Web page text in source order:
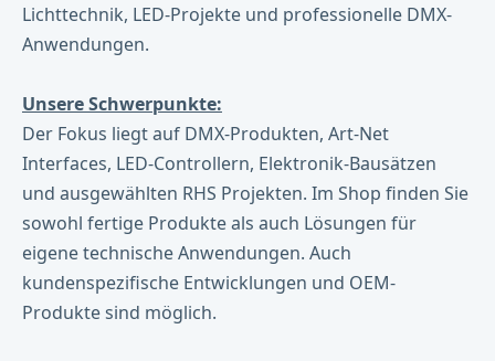
Lichttechnik, LED-Projekte und professionelle DMX-
Anwendungen.
Unsere Schwerpunkte:
Der Fokus liegt auf DMX-Produkten, Art-Net
Interfaces, LED-Controllern, Elektronik-Bausätzen
und ausgewählten RHS Projekten. Im Shop finden Sie
sowohl fertige Produkte als auch Lösungen für
eigene technische Anwendungen. Auch
kundenspezifische Entwicklungen und OEM-
Produkte sind möglich.